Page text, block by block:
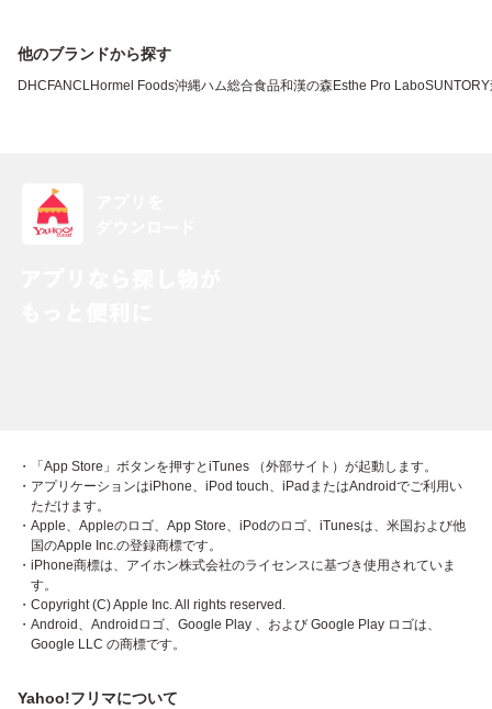
他のブランドから探す
DHC FANCLHormel Foods沖縄ハム総合食品和漢の森 Esthe Pro LaboSUNTORY
・「App Store」ボタンを押すとiTunes （外部サイト）が起動します。
・アプリケーションはiPhone、iPod touch、iPadまたはAndroidでご利用い
ただけます。
・Apple、Appleのロゴ、App Store、iPodのロゴ、iTunesは、米国および他
国のApple Inc.の登録商標です。
・iPhone商標は、アイホン株式会社のライセンスに基づき使用されていま
す。
・Copyright (C) Apple Inc. All rights reserved.
・Android、Androidロゴ、Google Play 、および Google Play ロゴは、
Google LLC の商標です。
Yahoo!フリマについて